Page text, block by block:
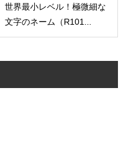
世界最小レベル！極微細な
文字のネーム（R101...